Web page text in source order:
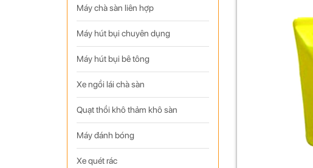
Máy chà sàn liên hợp
Máy hút bụi chuyên dụng
Máy hút bụi bê tông
Xe ngồi lái chà sàn
Quạt thồi khô thảm khô sàn
Máy đánh bóng
Xe quét rác